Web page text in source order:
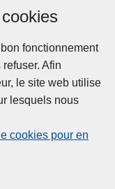
fonctionnement
Afin
le site web utilise
lesquels nous
cookies pour en
u
v
a
n
t